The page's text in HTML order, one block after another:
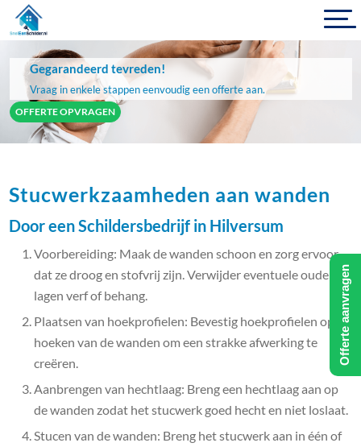
Gegarandeerd tevreden!
Vraag in enkele stappen eenvoudig een offerte aan.
OFFERTE OPVRAGEN
Stucwerkzaamheden aan wanden
Door een Schildersbedrijf in Hilversum
Voorbereiding: Maak de wanden schoon en zorg ervoor
dat ze droog en stofvrij zijn. Verwijder eventuele oude
lagen verf of behang.
Plaatsen van hoekprofielen: Bevestig hoekprofielen op de
hoeken van de wanden om een strakke afwerking te
creëren.
Aanbrengen van hechtlaag: Breng een hechtlaag aan op
de wanden zodat het stucwerk goed hecht en niet loslaat.
Stucen van de wanden: Breng het stucwerk aan in één of
Offerte aanvragen